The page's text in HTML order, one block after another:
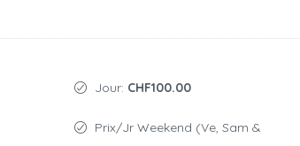
Jour: CHF100.00